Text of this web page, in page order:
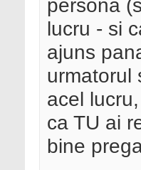
persona
lucru - si
ajuns
urmatorul
acel
ca TU ai
bine